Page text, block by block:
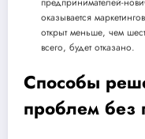
оказывается
открыт меньше, чем
всего, будет отказано.
Способы
проблем без